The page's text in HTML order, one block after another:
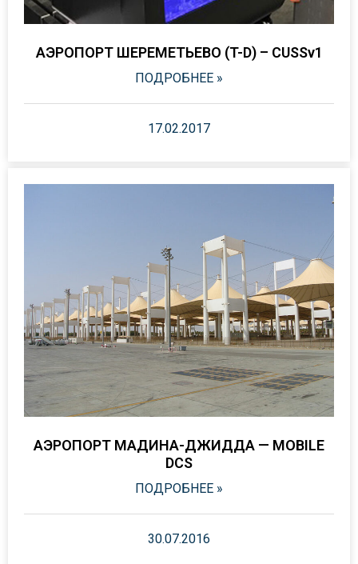
АЭРОПОРТ ШЕРЕМЕТЬЕВО (T-D) – CUSSv1
ПОДРОБНЕЕ »
17.02.2017
АЭРОПОРТ МАДИНА-ДЖИДДА — MOBILE
DCS
ПОДРОБНЕЕ »
30.07.2016